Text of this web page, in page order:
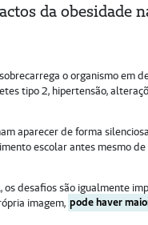
da obesidade
o organismo em
tipo 2, hipertensão,
aparecer de forma
escolar antes mesmo
os desafios são igualmente
imagem, pode haver